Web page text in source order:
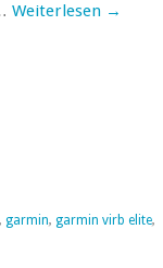
Weiterlesen →
garmin, garmin virb elite,